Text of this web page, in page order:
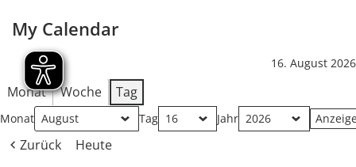
My Calendar
16. August 2026
Monat Woche Tag
Monat Tag Jahr
Zurück Heute